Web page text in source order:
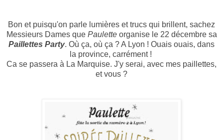
Bon et puisqu'on parle lumières et trucs qui brillent, sachez
Messieurs Dames que Pauletteorganise le 22 décembre sa
Paillettes Party. Où ça, où ça ? A Lyon ! Ouais ouais, dans
la province, carrément !
Ca se passera à La Marquise. J'y serai, avec mes paillettes,
et vous ?